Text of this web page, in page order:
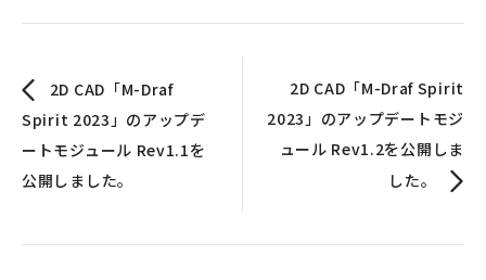
2D CAD「M-Draf
Spirit 2023」のアップデ
ートモジュール Rev1.1を
公開しました。
2D CAD「M-Draf Spirit
2023」のアップデートモジ
ュール Rev1.2を公開しま
した。